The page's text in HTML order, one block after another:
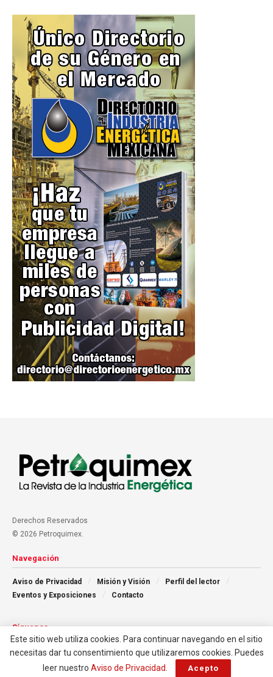
Derechos Reservados
© 2026 Petroquimex.
Navegación
Aviso de Privacidad Misión y Visión
Perfil del lector
Eventos y Exposiciones
Contacto
Síguenos
Este sitio web utiliza cookies. Para continuar navegando en el sitio
necesitas dar tu consentimiento que utilizaremos cookies. Puedes
leer nuestro Aviso de Privacidad Acepto